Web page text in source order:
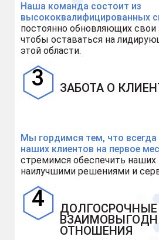
Наша команда состоит из
высококвалифицированных
постоянно обновляющих свои
чтобы оставаться на
этой области.
ЗАБОТА О
Мы гордимся тем, что
наших клиентов на первое
стремимся обеспечить наших
наилучшими решениями и
ДОЛГОСРОЧНЫЕ
ОТНОШЕНИЯ